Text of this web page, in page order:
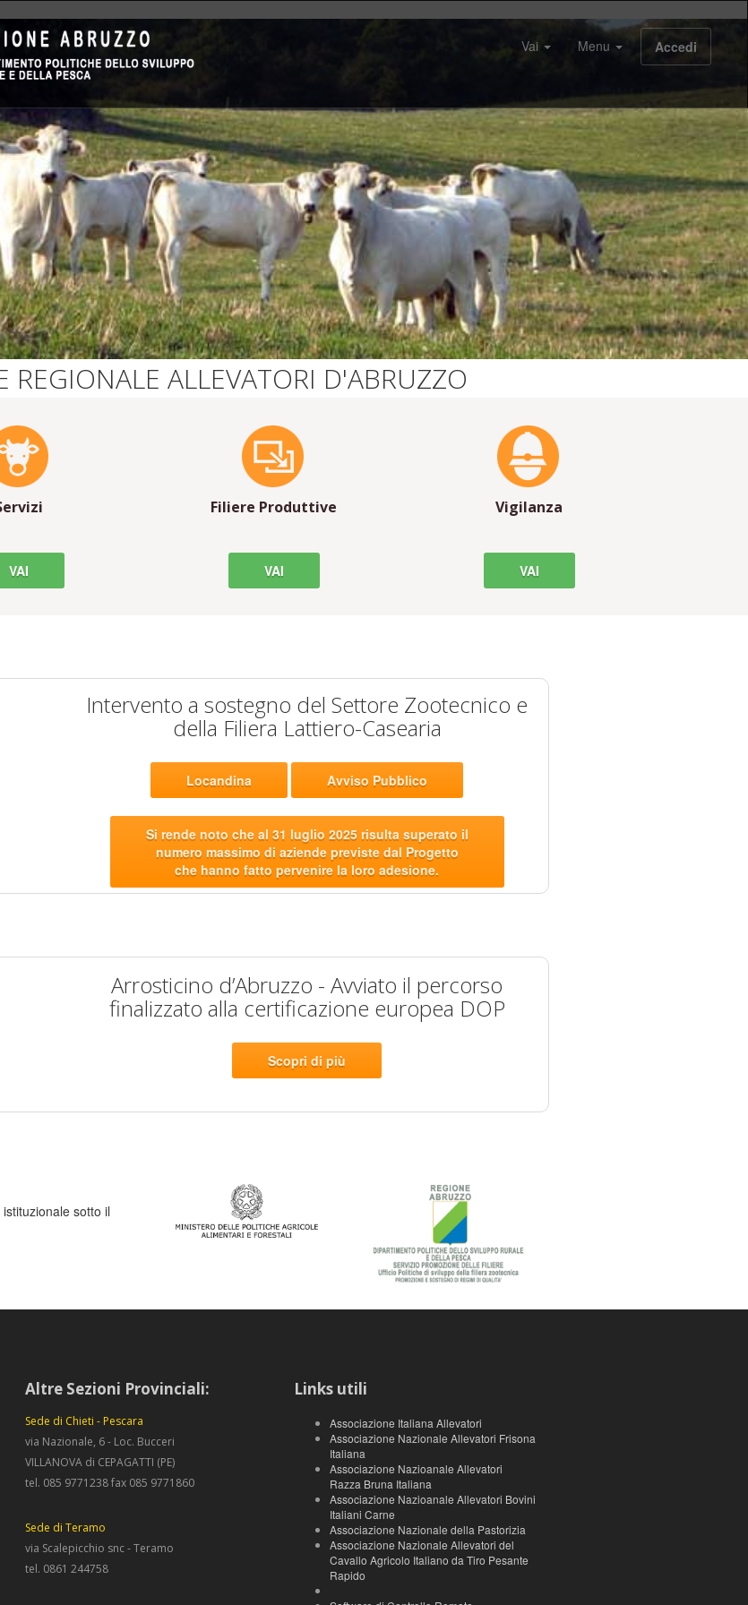
Vai Menu Accedi
REGIONALE ALLEVATORI D'ABRUZZO
VAI
Filiere Produttive
VAI
Vigilanza
VAI
Intervento a sostegno del Settore Zootecnico e
della Filiera Lattiero-Casearia
Locandina Avviso Pubblico
Si rende noto che al 31 luglio 2025 risulta superato il
numero massimo di aziende previste dal Progetto
che hanno fatto pervenire la loro adesione.
Arrosticino d’Abruzzo - Avviato il percorso
finalizzato alla certificazione europea DOP
Scopri di più
sotto il
Altre Sezioni Provinciali:
Sede di Chieti - Pescara
via Nazionale, 6 - Loc. Bucceri
VILLANOVA di CEPAGATTI (PE)
tel. 085 9771238 fax 085 9771860
Sede di Teramo
via Scalepicchio snc - Teramo
tel. 0861 244758
Links utili
Associazione Italiana Allevatori
Associazione Nazionale Allevatori Frisona
Italiana
Associazione Nazioanale Allevatori
Razza Bruna Italiana
Associazione Nazioanale Allevatori Bovini
Italiani Carne
Associazione Nazionale della Pastorizia
Associazione Nazionale Allevatori del
Cavallo Agricolo Italiano da Tiro Pesante
Rapido